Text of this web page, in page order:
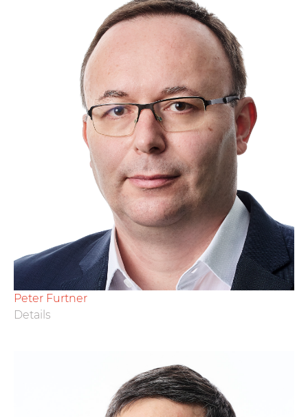
Peter Furtner
Details